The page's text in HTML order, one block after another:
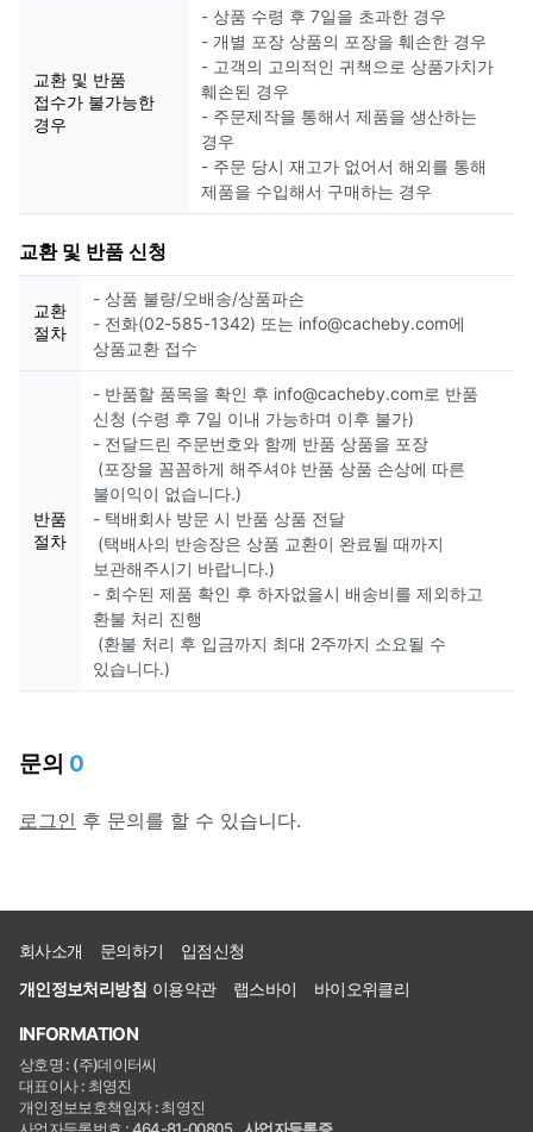
교환 및 반품
접수가 불가능한
경우
- 상품 수령 후 7일을 초과한 경우
- 개별 포장 상품의 포장을 훼손한 경우
- 고객의 고의적인 귀책으로 상품가치가
훼손된 경우
- 주문제작을 통해서 제품을 생산하는
경우
- 주문 당시 재고가 없어서 해외를 통해
제품을 수입해서 구매하는 경우
교환 및 반품 신청
교환
절차
- 상품 불량/오배송/상품파손
- 전화(02-585-1342) 또는 info@cacheby.com에
상품교환 접수
반품
절차
- 반품할 품목을 확인 후 info@cacheby.com로 반품
신청 (수령 후 7일 이내 가능하며 이후 불가)
- 전달드린 주문번호와 함께 반품 상품을 포장
(포장을 꼼꼼하게 해주셔야 반품 상품 손상에 따른
불이익이 없습니다.)
- 택배회사 방문 시 반품 상품 전달
(택배사의 반송장은 상품 교환이 완료될 때까지
보관해주시기 바랍니다.)
- 회수된 제품 확인 후 하자없을시 배송비를 제외하고
환불 처리 진행
(환불 처리 후 입금까지 최대 2주까지 소요될 수
있습니다.)
문의 0
로그인 후 문의를 할 수 있습니다.
회사소개 문의하기
입점신청
개인정보처리방침 이용약관 랩스바이 바이오위클리
INFORMATION
상호명 : (주)데이터씨
대표이사 : 최영진
개인정보보호책임자 : 최영진